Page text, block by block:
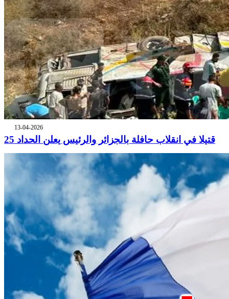
13-04-2026
25 قتيلا في انقلاب حافلة بالجزائر والرئيس يعلن الحداد